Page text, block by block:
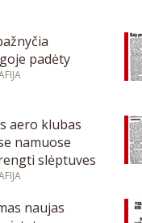
padėty
aero klubas
namuose
slėptuves
naujas